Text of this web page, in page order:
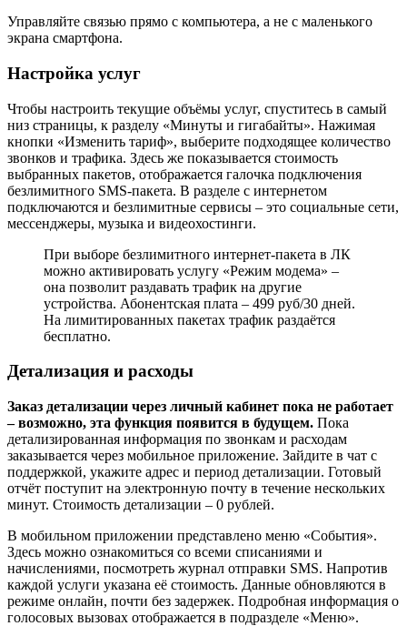
Управляйте связью прямо с компьютера, а не с маленького
экрана смартфона.
Настройка услуг
Чтобы настроить текущие объёмы услуг, спуститесь в самый
низ страницы, к разделу «Минуты и гигабайты». Нажимая
кнопки «Изменить тариф», выберите подходящее количество
звонков и трафика. Здесь же показывается стоимость
выбранных пакетов, отображается галочка подключения
безлимитного SMS-пакета. В разделе с интернетом
подключаются и безлимитные сервисы – это социальные сети,
мессенджеры, музыка и видеохостинги.
При выборе безлимитного интернет-пакета в ЛК
можно активировать услугу «Режим модема» –
она позволит раздавать трафик на другие
устройства. Абонентская плата – 499 руб/30 дней.
На лимитированных пакетах трафик раздаётся
бесплатно.
Детализация и расходы
Заказ детализации через личный кабинет пока не работает
– возможно, эта функция появится в будущем. Пока
детализированная информация по звонкам и расходам
заказывается через мобильное приложение. Зайдите в чат с
поддержкой, укажите адрес и период детализации. Готовый
отчёт поступит на электронную почту в течение нескольких
минут. Стоимость детализации – 0 рублей.
В мобильном приложении представлено меню «События».
Здесь можно ознакомиться со всеми списаниями и
начислениями, посмотреть журнал отправки SMS. Напротив
каждой услуги указана её стоимость. Данные обновляются в
режиме онлайн, почти без задержек. Подробная информация о
голосовых вызовах отображается в подразделе «Меню».